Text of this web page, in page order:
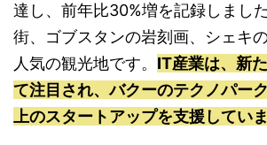
達し、前年比30%増を記録しまし
街、ゴブスタンの岩刻画、シェキ
人気の観光地です。 IT産業は、新
て注目され、バクーのテクノパー
上のスタートアップを支援していま